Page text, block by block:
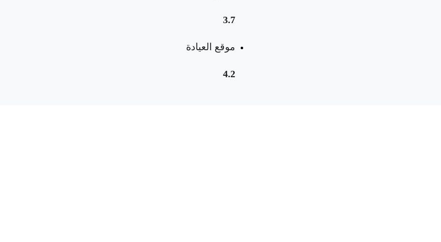
3.7
موقع العيادة
4.2